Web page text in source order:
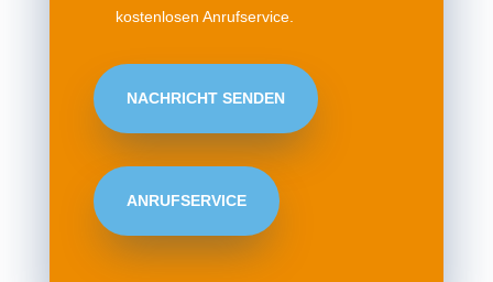
kostenlosen Anrufservice.
NACHRICHT SENDEN
ANRUFSERVICE